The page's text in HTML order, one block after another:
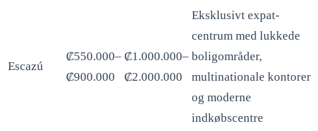
Escazú
₡550.000–
₡900.000
₡1.000.000–
₡2.000.000
Eksklusivt expat-
centrum med lukkede
boligområder,
multinationale kontorer
og moderne
indkøbscentre